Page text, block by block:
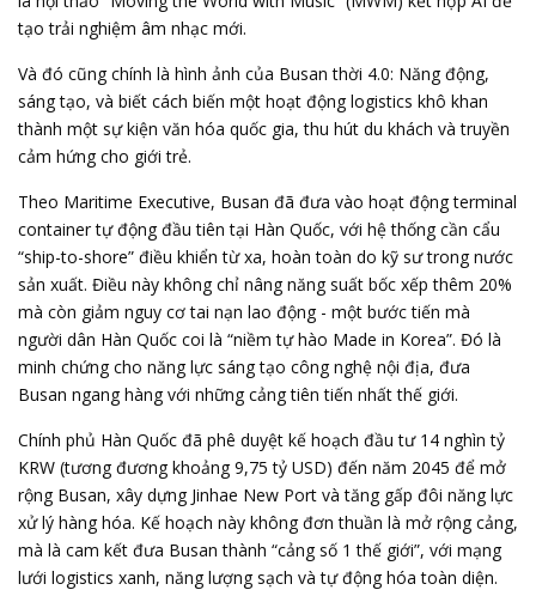
tạo trải nghiệm âm nhạc mới.
Và đó cũng chính là hình ảnh của Busan thời 4.0: Năng động,
sáng tạo, và biết cách biến một hoạt động logistics khô khan
thành một sự kiện văn hóa quốc gia, thu hút du khách và truyền
cảm hứng cho giới trẻ.
Theo Maritime Executive, Busan đã đưa vào hoạt động terminal
container tự động đầu tiên tại Hàn Quốc, với hệ thống cần cẩu
“ship-to-shore” điều khiển từ xa, hoàn toàn do kỹ sư trong nước
sản xuất. Điều này không chỉ nâng năng suất bốc xếp thêm 20%
mà còn giảm nguy cơ tai nạn lao động - một bước tiến mà
người dân Hàn Quốc coi là “niềm tự hào Made in Korea”. Đó là
minh chứng cho năng lực sáng tạo công nghệ nội địa, đưa
Busan ngang hàng với những cảng tiên tiến nhất thế giới.
Chính phủ Hàn Quốc đã phê duyệt kế hoạch đầu tư 14 nghìn tỷ
KRW (tương đương khoảng 9,75 tỷ USD) đến năm 2045 để mở
rộng Busan, xây dựng Jinhae New Port và tăng gấp đôi năng lực
xử lý hàng hóa. Kế hoạch này không đơn thuần là mở rộng cảng,
mà là cam kết đưa Busan thành “cảng số 1 thế giới”, với mạng
lưới logistics xanh, năng lượng sạch và tự động hóa toàn diện.